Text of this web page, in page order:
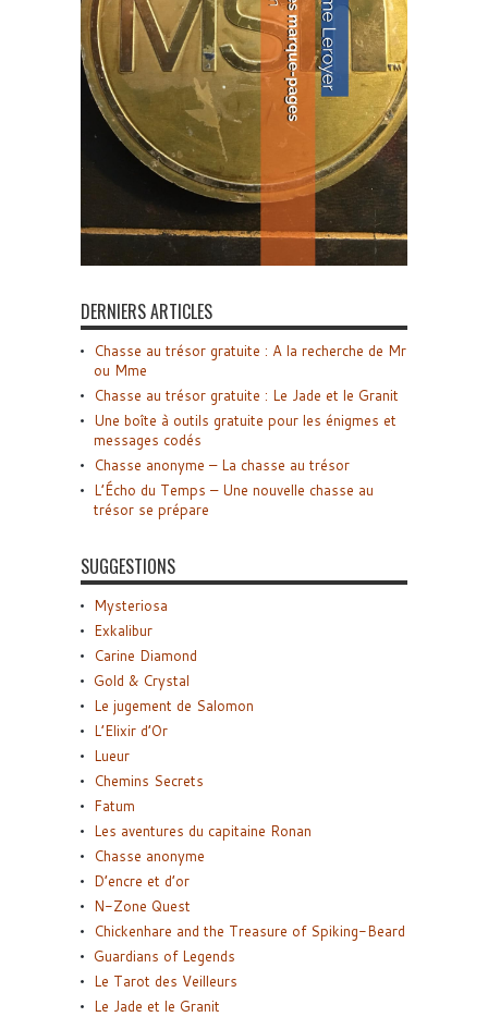
DERNIERS ARTICLES
Chasse au trésor gratuite : A la recherche de Mr
ou Mme
Chasse au trésor gratuite : Le Jade et le Granit
Une boîte à outils gratuite pour les énigmes et
messages codés
Chasse anonyme – La chasse au trésor
L’Écho du Temps – Une nouvelle chasse au
trésor se prépare
SUGGESTIONS
Mysteriosa
Exkalibur
Carine Diamond
Gold & Crystal
Le jugement de Salomon
L’Elixir d’Or
Lueur
Chemins Secrets
Fatum
Les aventures du capitaine Ronan
Chasse anonyme
D’encre et d’or
N-Zone Quest
Chickenhare and the Treasure of Spiking-Beard
Guardians of Legends
Le Tarot des Veilleurs
Le Jade et le Granit